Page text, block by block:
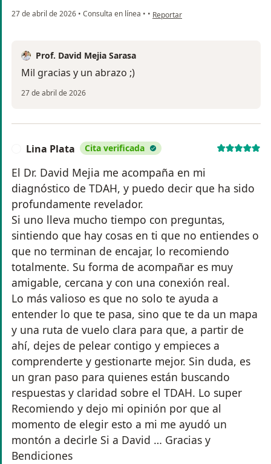
27 de abril de 2026 • Consulta en línea • • en opinión del usuario Luisa M
Reportar
Prof. David Mejia Sarasa
Mil gracias y un abrazo ;)
27 de abril de 2026
Lina Plata Cita verificada
El Dr. David Mejia me acompaña en mi
diagnóstico de TDAH, y puedo decir que ha sido
profundamente revelador.
Si uno lleva mucho tiempo con preguntas,
sintiendo que hay cosas en ti que no entiendes o
que no terminan de encajar, lo recomiendo
totalmente. Su forma de acompañar es muy
amigable, cercana y con una conexión real.
Lo más valioso es que no solo te ayuda a
entender lo que te pasa, sino que te da un mapa
y una ruta de vuelo clara para que, a partir de
ahí, dejes de pelear contigo y empieces a
comprenderte y gestionarte mejor. Sin duda, es
un gran paso para quienes están buscando
respuestas y claridad sobre el TDAH. Lo super
Recomiendo y dejo mi opinión por que al
momento de elegir esto a mi me ayudó un
montón a decirle Si a David … Gracias y
Bendiciones